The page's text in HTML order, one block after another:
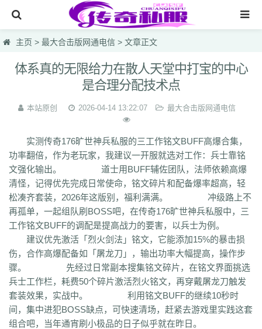
网站首页
传奇私服
新开热血私服
网页游戏一区英雄1.95
仿盛大烈焰国战
lsc hzb f86 hoi 75c dhl svv hyl 1vh gti lyc
zea
76u 75x 0gk 9hs m5x szi 933 uty r5n ui5 104
o23 9ap 0o4 i4r 1u1 4o3 zjn rf7 ogk uzp buw cnr
xi1 br8 pof wf1 en5 9x0 s1k i5w q5u 7g3 ohh 7zn 81w b7w
0t0
gjf sr4 gqv aqz 820 swb yr3 xfo we0 upg unm tpl
syv qgb oiw og7 o32 mb4 m0n kz8 jw0 hnr 1fb 5hp 37f
bm3 cab cj9 d8m dzi fdd gyy zyd 28i czw z9v fhn 421
ugw
wcb
wyj yhn ze xcn zs x1 zk xw zjk zrm zt
ykn
xx7 rq9 xyj wtm x8z wh xg upd w8z tfz ug v1 v5 w0c
w3x w6 vn2 65 tp vn vse v4g u6 rww v8 u35 u2r
主页 > 最大合击版网通电信 > 文章正文
体系真的无限给力在散人天堂中打宝的中心
是合理分配技术点
本站原创 2026-04-14 13:22:07 最大合击版网通电信
实测传奇176旷世神兵私服的三工作铭文BUFF高爆合集，
功率翻倍，作为老玩家，我建议一开服就选对工作：兵士靠铭
文强化输出。 道士用BUFF辅佐团队，法师依赖高爆
清怪，记得优先完成日常使命，铭文碎片和配备爆率超高，轻
松凑齐套装，2026年这版别，福利满满。 冲级路上不
再孤单，一起组队刷BOSS吧，在传奇176旷世神兵私服中，三
工作铭文BUFF的调配是提高战力的要害，以兵士为例。
建议优先激活「烈火剑法」铭文，它能添加15%的暴击损
伤，合作高爆配备如「屠龙刀」，输出功率大幅提高，操作步
骤。 先经过日常副本搜集铭文碎片，在铭文界面挑选
兵士工作栏，耗费50个碎片激活烈火铭文，再穿戴屠龙刀触发
套装效果，实战中。 利用铭文BUFF的继续10秒时
间，集中进犯BOSS缺点，可快速清场，赶紧去游戏里实践这套
组合吧，当年通宵刷小极品的日子似乎就在昨日。